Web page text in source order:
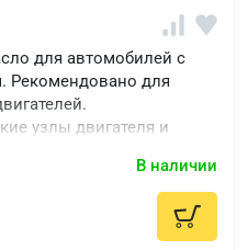
для автомобилей с
Рекомендовано для
узлы двигателя и
В наличии